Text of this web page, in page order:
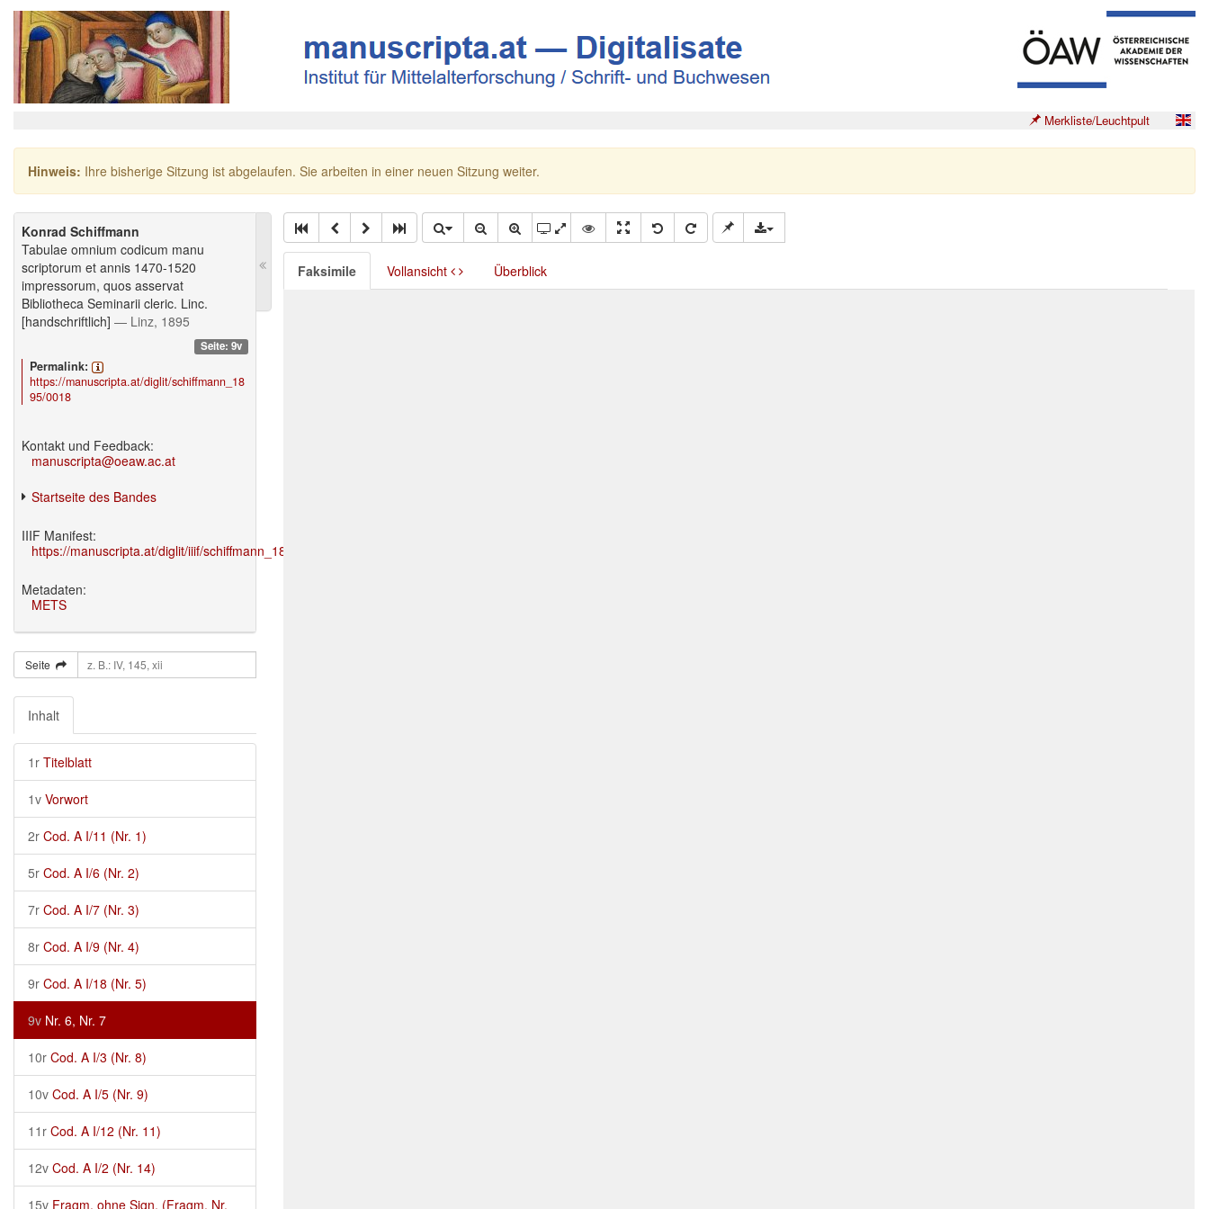
Merkliste/Leuchtpult
Hinweis: Ihre bisherige Sitzung ist abgelaufen. Sie arbeiten in einer neuen Sitzung weiter.
Konrad Schiffmann
Tabulae omnium codicum manu
scriptorum et annis 1470-1520
impressorum, quos asservat
Bibliotheca Seminarii cleric. Linc.
[handschriftlich] — Linz, 1895
Seite: 9v
Permalink:
https://manuscripta.at/diglit/schiffmann_18
95/0018
Kontakt und Feedback:
manuscripta@oeaw.ac.at
Startseite des Bandes
IIIF Manifest:
https://manuscripta.at/diglit/iiif/schiffmann_1895/manifest.json
Metadaten:
METS
Seite
Inhalt
1r Titelblatt
1v Vorwort
2r Cod. A I/11 (Nr. 1)
5r Cod. A I/6 (Nr. 2)
7r Cod. A I/7 (Nr. 3)
8r Cod. A I/9 (Nr. 4)
9r Cod. A I/18 (Nr. 5)
9v Nr. 6, Nr. 7
10r Cod. A I/3 (Nr. 8)
10v Cod. A I/5 (Nr. 9)
11r Cod. A I/12 (Nr. 11)
12v Cod. A I/2 (Nr. 14)
15v Fragm. ohne Sign. (Fragm. Nr.
Faksimile Vollansicht Überblick